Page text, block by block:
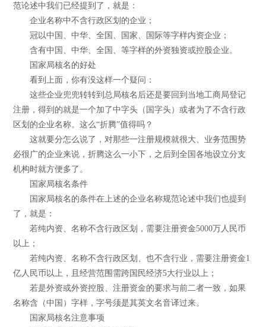
范论述中我们已经提到了，就是：
企业名称中不含行政区划的企业；
冠以中国、中华、全国、国家、国际等字样内资企业；
含有中国、中华、全国、等字样的外资独资或控股企业。
国家局核名的好处
看到上面，你有没这样一个疑问：
这些企业兜兜转转到总局核名后还是要回到当地工商局登记
注册，得到的就是一个加了中字头（国字头）或者为了不含行政
区划的企业名称。这么“折腾”值得吗？
这就要分怎么说了，对那些一注册规模就很大、业务范围势
必很广的企业来说，折腾这么一小下，之后到全国各地设立分支
机构时就方便多了。
国家局核名条件
国家局核名的条件在上述的企业名称规范论述中我们也提到
了，就是：
若纯内资、名称不含行政区划，需要注册资金5000万人民币
以上；
若纯内资、名称不含行政区划、也不含行业，需要注册资金1
亿人民币以上，且经营范围需跨国民经济5大行业以上；
若是外资或外资控股、注册资金的要求与前二者一致，如果
名称含（中国）字样，字号须是其英文名音译过来。
国家局核名注意事项